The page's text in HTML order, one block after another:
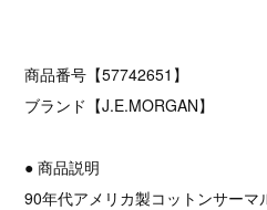
商品番号【57742651】
ブランド【J.E.MORGAN】
● 商品説明
90年代アメリカ製コットンサーマ